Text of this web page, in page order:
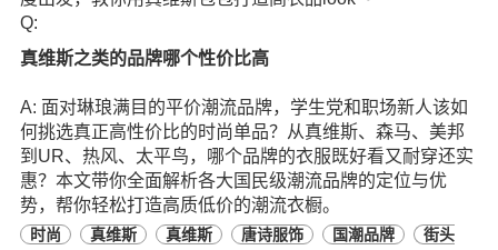
Q:
真维斯之类的品牌哪个性价比高
A: 面对琳琅满目的平价潮流品牌，学生党和职场新人该如
何挑选真正高性价比的时尚单品？从真维斯、森马、美邦
到UR、热风、太平鸟，哪个品牌的衣服既好看又耐穿还实
惠？本文带你全面解析各大国民级潮流品牌的定位与优
势，帮你轻松打造高质低价的潮流衣橱。
时尚 真维斯 真维斯 唐诗服饰 国潮品牌
街头